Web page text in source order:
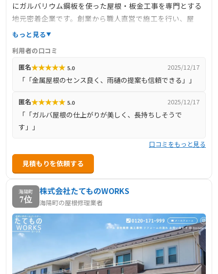
にガルバリウム鋼板を使った屋根・板金工事を専門とする
地元密着企業です。創業から職人直営で施工を行い、屋
根・雨樋・外壁金属工事など建築板金全般をカバー。ドロ
カバー工法・角波・棟板金交換・雨樋修繕・外壁金属サイ
ディングなどが豊富に紹介されています。口コミでは「セ
ンスの良い屋根」「雨樋・板金も安心施工」と評価され、
対応可能な会社です。
もっと見る
利用者の口コミ
匿名★★★★★ 5.0 2025/12/17
「「金属屋根のセンス良く、雨樋の提案も信頼できる」」
匿名★★★★★ 5.0 2025/12/17
「「ガルバ屋根の仕上がりが美しく、長持ちしそうで
す」」
口コミをもっと見る
見積もりを依頼する
海陽町
7位
株式会社たてものWORKS
海陽町の屋根修理業者